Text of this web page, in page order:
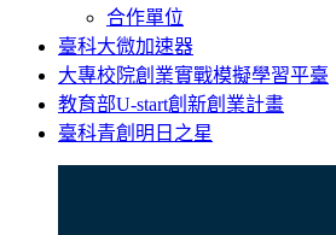
合作單位
臺科大微加速器
大專校院創業實戰模擬學習平臺
教育部U-start創新創業計畫
臺科青創明日之星